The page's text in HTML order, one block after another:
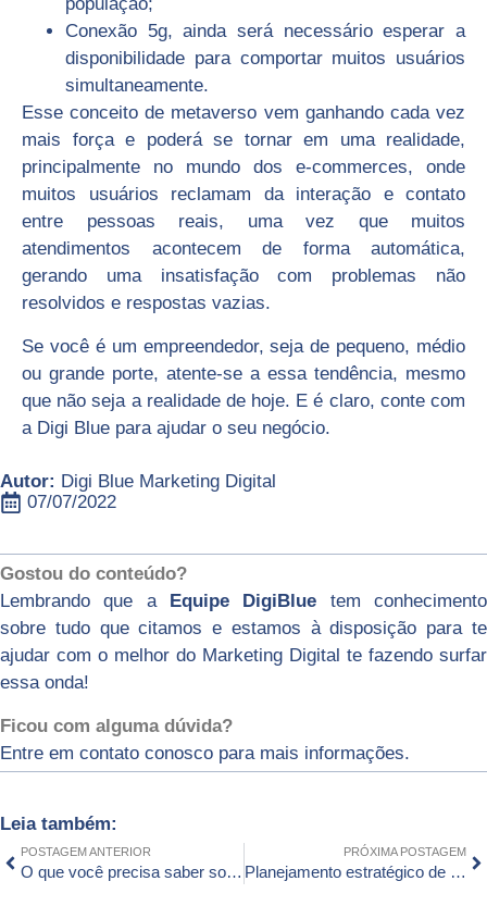
Conexão 5g, ainda será necessário esperar a
disponibilidade para comportar muitos usuários
simultaneamente.
Esse conceito de metaverso vem ganhando cada vez
mais força e poderá se tornar em uma realidade,
principalmente no mundo dos e-commerces, onde
muitos usuários reclamam da interação e contato
entre pessoas reais, uma vez que muitos
atendimentos acontecem de forma automática,
gerando uma insatisfação com problemas não
resolvidos e respostas vazias.
Se você é um empreendedor, seja de pequeno, médio
ou grande porte, atente-se a essa tendência, mesmo
que não seja a realidade de hoje. E é claro, conte com
a Digi Blue para ajudar o seu negócio.
Autor: Digi Blue Marketing Digital
07/07/2022
Gostou do conteúdo?
Lembrando que a
Equipe DigiBlue tem conhecimento
sobre tudo que citamos e estamos à disposição para te
ajudar com o melhor do Marketing Digital te fazendo surfar
essa onda!
Ficou com alguma dúvida?
Entre em contato conosco para mais informações.
Leia também:
POSTAGEM ANTERIOR
O que você precisa saber sobre tráfego pago
PRÓXIMA POSTAGEM
Planejamento estratégico de Marketing: como se preparar para eventos como semana do Brasil, Black Friday e fim de ano